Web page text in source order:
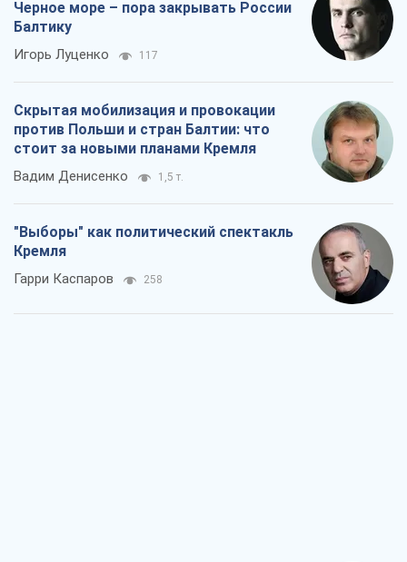
Черное море – пора закрывать России
Балтику
Игорь Луценко 117
Скрытая мобилизация и провокации
против Польши и стран Балтии: что
стоит за новыми планами Кремля
Вадим Денисенко 1,5 т.
"Выборы" как политический спектакль
Кремля
Гарри Каспаров 258